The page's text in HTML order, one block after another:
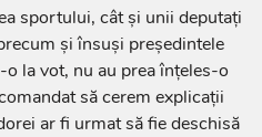
sportului, cât și unii deputați
și însuși președintele
la vot, nu au prea înțeles-o
să cerem explicații
ar fi urmat să fie deschisă